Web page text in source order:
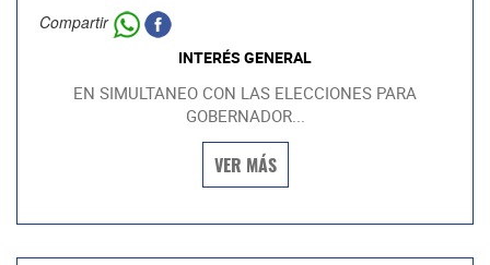
Compartir
INTERÉS GENERAL
EN SIMULTANEO CON LAS ELECCIONES PARA
GOBERNADOR...
VER MÁS